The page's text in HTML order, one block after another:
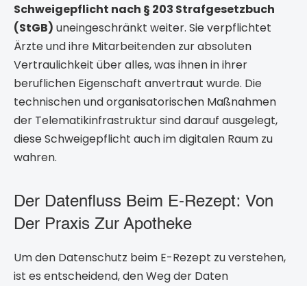
Schweigepflicht nach § 203 Strafgesetzbuch
(StGB) uneingeschränkt weiter. Sie verpflichtet
Ärzte und ihre Mitarbeitenden zur absoluten
Vertraulichkeit über alles, was ihnen in ihrer
beruflichen Eigenschaft anvertraut wurde. Die
technischen und organisatorischen Maßnahmen
der Telematikinfrastruktur sind darauf ausgelegt,
diese Schweigepflicht auch im digitalen Raum zu
wahren.
Der Datenfluss Beim E-Rezept: Von
Der Praxis Zur Apotheke
Um den Datenschutz beim E-Rezept zu verstehen,
ist es entscheidend, den Weg der Daten